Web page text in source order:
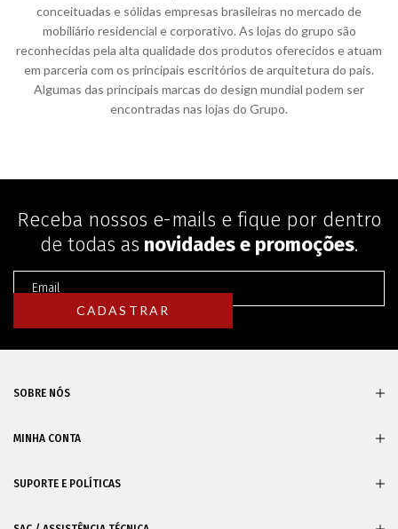
conceituadas e sólidas empresas brasileiras no mercado de
mobiliário residencial e corporativo. As lojas do grupo são
reconhecidas pela alta qualidade dos produtos oferecidos e atuam
em parceria com os principais escritórios de arquitetura do país.
Algumas das principais marcas do design mundial podem ser
encontradas nas lojas do Grupo.
Receba nossos e-mails e fique por dentro
de todas as novidades e promoções.
SOBRE NÓS
MINHA CONTA
SUPORTE E POLÍTICAS